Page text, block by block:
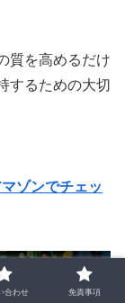
質を高めるだけ
するための大切
ゾンでチェッ
合わせ 免責事項